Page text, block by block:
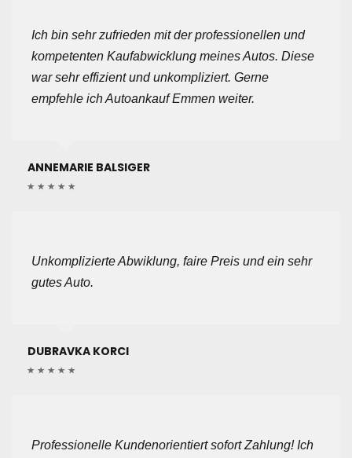
Ich bin sehr zufrieden mit der professionellen und
kompetenten Kaufabwicklung meines Autos. Diese
war sehr effizient und unkompliziert. Gerne
empfehle ich Autoankauf Emmen weiter.
ANNEMARIE BALSIGER
Unkomplizierte Abwiklung, faire Preis und ein sehr
gutes Auto.
DUBRAVKA KORCI
Professionelle Kundenorientiert sofort Zahlung! Ich